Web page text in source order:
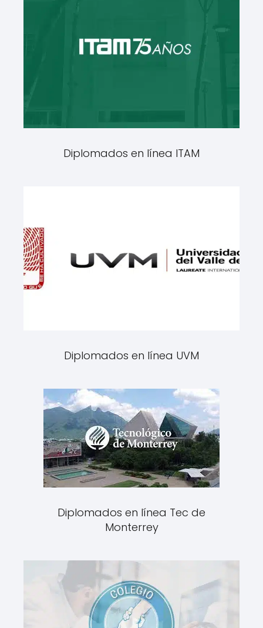
Diplomados en línea ITAM
Diplomados en línea UVM
Diplomados en línea Tec de
Monterrey